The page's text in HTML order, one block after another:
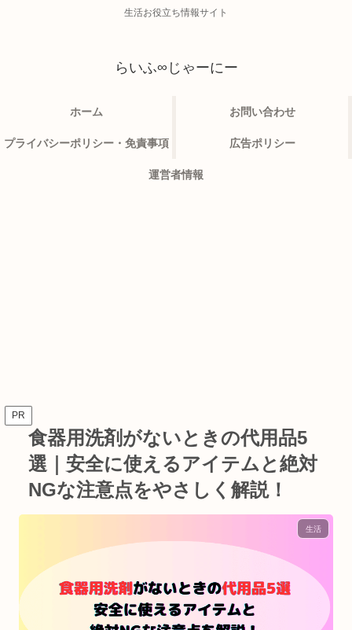
生活お役立ち情報サイト
らいふ∞じゃーにー
ホーム お問い合わせ
プライバシーポリシー・免責事項 広告ポリシー
運営者情報
PR
食器用洗剤がないときの代用品5
選｜安全に使えるアイテムと絶対
NGな注意点をやさしく解説！
生活